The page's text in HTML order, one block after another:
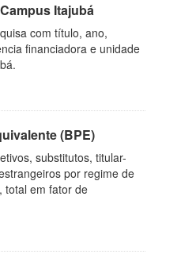
Itajubá
com título, ano,
financiadora e unidade
(BPE)
substitutos, titular-
por regime de
total em fator de